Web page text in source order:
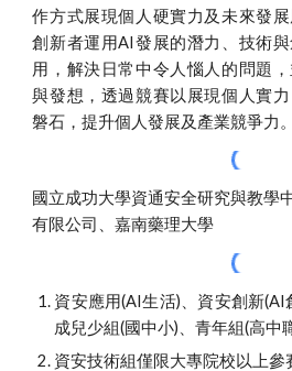
作方式展現個人硬實力及未來發
創新者運用AI發展的潛力、技術
用，解決日常中令人惱人的問題
與發想，透過競賽以展現個人實
磐石，提升個人發展及產業競爭力。
國立成功大學資通安全研究與教學
有限公司、嘉南藥理大學
資安應用(AI生活)、資安創新(AI
成兒少組(國中小)、青年組(高中
資安技術組僅限大專院校以上參